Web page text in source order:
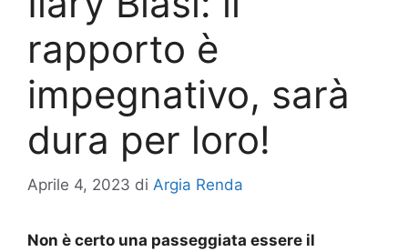
rapporto è
impegnativo, sarà
dura per loro!
Aprile 4, 2023 di Argia Renda
Non è certo una passeggiata essere il